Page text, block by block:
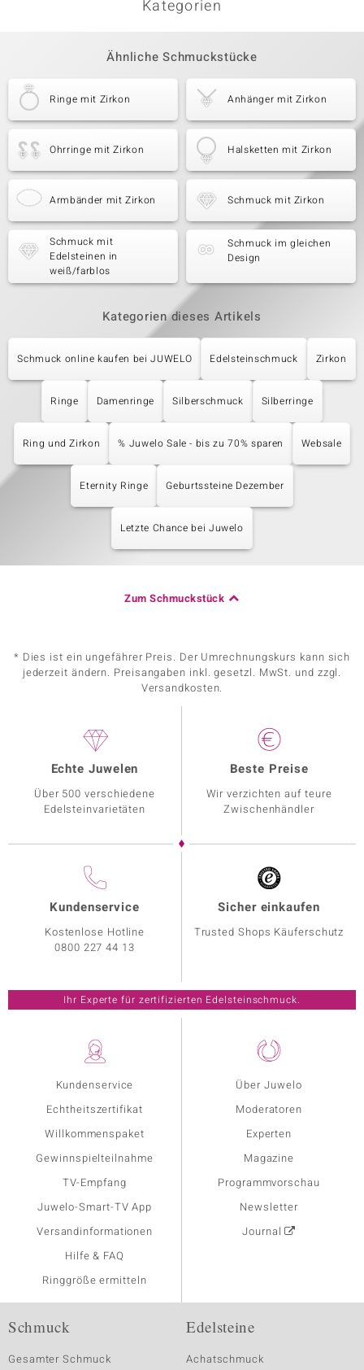
Kategorien
Ähnliche Schmuckstücke
Ringe mit Zirkon Anhänger mit Zirkon
Ohrringe mit Zirkon Halsketten mit Zirkon
Armbänder mit Zirkon Schmuck mit Zirkon
Schmuck mit
Edelsteinen in
weiß/farblos
Schmuck im gleichen
Design
Kategorien dieses Artikels
Schmuck online kaufen bei JUWELO Edelsteinschmuck Zirkon
Ringe Damenringe Silberschmuck Silberringe
Ring und Zirkon % Juwelo Sale - bis zu 70% sparen Websale
Eternity Ringe Geburtssteine Dezember
Letzte Chance bei Juwelo
Zum Schmuckstück
* Dies ist ein ungefährer Preis. Der Umrechnungskurs kann sich
jederzeit ändern. Preisangaben inkl. gesetzl. MwSt. und zzgl.
Versandkosten.
Kundenservice
Echtheitszertifikat
Willkommenspaket
Gewinnspielteilnahme
TV-Empfang
Juwelo-Smart-TV App
Versandinformationen
Hilfe & FAQ
Ringgröße ermitteln
Über Juwelo
Moderatoren
Experten
Magazine
Programmvorschau
Newsletter
Journal
Echte Juwelen
Über 500 verschiedene
Edelsteinvarietäten
Beste Preise
Wir verzichten auf teure
Zwischenhändler
Kundenservice
Kostenlose Hotline
0800 227 44 13
Sicher einkaufen
Trusted Shops Käuferschutz
Ihr Experte für zertifizierten Edelsteinschmuck.
Schmuck
Gesamter Schmuck
Edelsteine
Achatschmuck